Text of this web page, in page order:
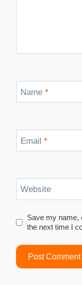
Name *
Email *
Website
Save my name,
the next time I